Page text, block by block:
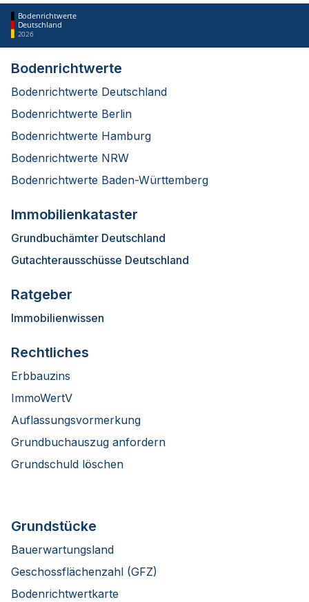
Bodenrichtwerte
Deutschland
2026
Bodenrichtwerte
Bodenrichtwerte Deutschland
Bodenrichtwerte Berlin
Bodenrichtwerte Hamburg
Bodenrichtwerte NRW
Bodenrichtwerte Baden-Württemberg
Immobilienkataster
Grundbuchämter Deutschland
Gutachterausschüsse Deutschland
Ratgeber
Immobilienwissen
Rechtliches
Erbbauzins
ImmoWertV
Auflassungsvormerkung
Grundbuchauszug anfordern
Grundschuld löschen
Grundstücke
Bauerwartungsland
Geschossflächenzahl (GFZ)
Bodenrichtwertkarte